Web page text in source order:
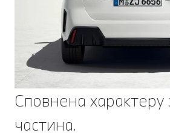
Сповнена характеру
частина.